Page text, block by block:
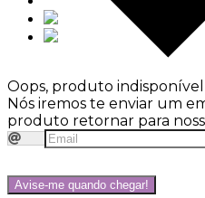
Oops, produto indisponível
Nós iremos te enviar um
produto retornar para
Avise-me quando chegar!